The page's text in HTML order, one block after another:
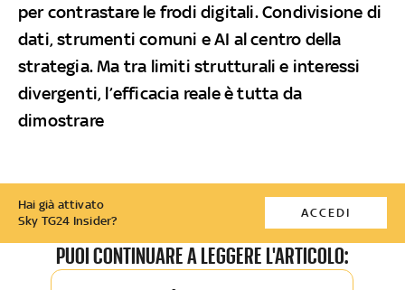
per contrastare le frodi digitali. Condivisione di
dati, strumenti comuni e AI al centro della
strategia. Ma tra limiti strutturali e interessi
divergenti, l’efficacia reale è tutta da
dimostrare
Hai già attivato
Sky TG24 Insider?
ACCEDI
PUOI CONTINUARE A LEGGERE L'ARTICOLO: